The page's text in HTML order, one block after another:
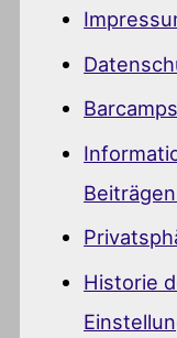
Barcamps
Historie